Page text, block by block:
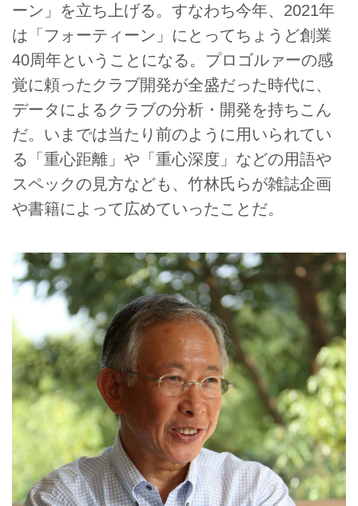
ーン」を立ち上げる。すなわち今年、2021年
は「フォーティーン」にとってちょうど創業
40周年ということになる。プロゴルァーの感
覚に頼ったクラブ開発が全盛だった時代に、
データによるクラブの分析・開発を持ちこん
だ。いまでは当たり前のように用いられてい
る「重心距離」や「重心深度」などの用語や
スペックの見方なども、竹林氏らが雑誌企画
や書籍によって広めていったことだ。